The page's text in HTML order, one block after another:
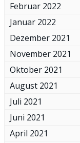
Februar 2022
Januar 2022
Dezember 2021
November 2021
Oktober 2021
August 2021
Juli 2021
Juni 2021
April 2021